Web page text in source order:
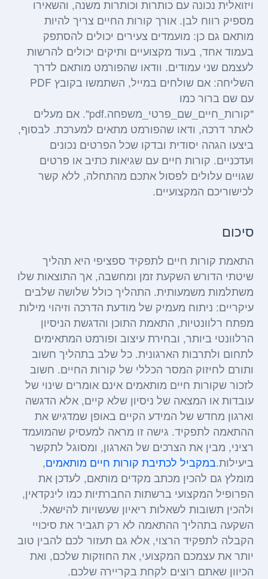
ויזואלית נכונה עם כותרות וכותרות משנה, והשאירו
מספיק רווח לבן. אורך קורות החיים צריך להיות
מותאם גם כן: מועמדים צעירים יכולים להסתפק
בעמוד אחד, בעוד מקצועיים ותיקים יכולים להרשות
לעצמם שני עמודים. וודאו שהפורמט מותאם לדרך
השליחה: אם שולחים במייל, השתמשו בקובץ PDF
עם שם ברור כמו
"קורות_חיים_שם_פרטי_משפחה.pdf". אם מעלים
לאתר דרכה, ודאו שהפורמט מתאים למערכת. לבסוף,
ביצעו הגהה יסודית ובדקו שכל הפרטים נכונים
ועדכניים. קורות חיים עם שגיאות כתיב או פרטים
שגויים עלולים לפסול אתכם מהתחלה, ללא קשר
לכישוריכם המקצועיים.
סיכום
התאמת קורות חיים לתפקיד ספציפי היא תהליך
שיטתי הדורש השקעת זמן ומחשבה, אך התוצאות שלו
משתלמות משמעותית. התהליך כולל שלושה שלבים
עיקריים: ניתוח מעמיק של מודעת הדרכה וזיהוי מילות
מפתח רלוונטיות, התאמת התוכן והדגשת הניסיון
הרלוונטי ביותר, ובחירת עיצוב ופורמט המתאימים
לתחום ולתרבות הארגונית. כל שלב בתהליך חשוב
ותורם לחיזוק המסר הכללי של קורות החיים. חשוב
לזכור שקורות חיים מותאמים אינם אומרים שינוי של
עובדות או המצאה של ניסיון שלא קיים, אלא הדגשה
וארגון מחדש של המידע הקיים באופן שמדגיש את
ההתאמה לתפקיד. גישה זו מראה למעסיק שהמועמד
רציני, מבין את הצרכים של הארגון, ומסוגל לתקשר
ביעילות.במקביל לכתיבת קורות חיים מותאמים,
מומלץ גם להכין מכתב מקדים מותאם, לעדכן את
הפרופיל המקצועי ברשתות החברתיות כמו לינקדאין,
ולהכין תשובות לשאלות ריאיון שעשויות להישאל.
השקעה בתהליך ההתאמה לא רק תגביר את סיכויי
הקבלה לתפקיד הרצוי, אלא גם תעזור לכם להבין טוב
יותר את עצמכם המקצועי, את החוזקות שלכם, ואת
הכיוון שאתם רוצים לקחת בקריירה שלכם.